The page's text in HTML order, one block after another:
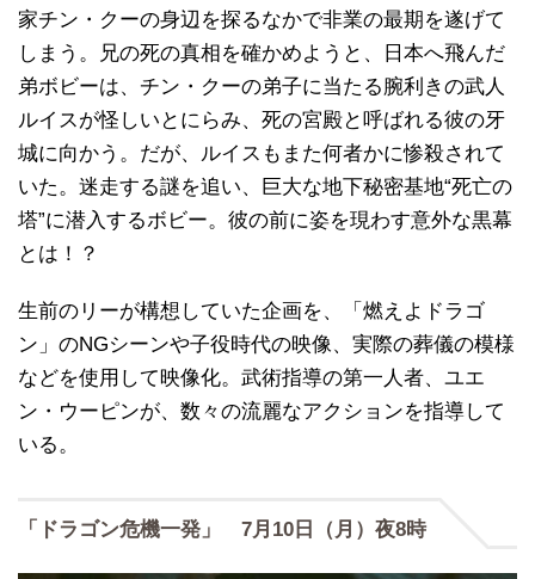
家チン・クーの身辺を探るなかで非業の最期を遂げて
しまう。兄の死の真相を確かめようと、日本へ飛んだ
弟ボビーは、チン・クーの弟子に当たる腕利きの武人
ルイスが怪しいとにらみ、死の宮殿と呼ばれる彼の牙
城に向かう。だが、ルイスもまた何者かに惨殺されて
いた。迷走する謎を追い、巨大な地下秘密基地“死亡の
塔”に潜入するボビー。彼の前に姿を現わす意外な黒幕
とは！？
生前のリーが構想していた企画を、「燃えよドラゴ
ン」のNGシーンや子役時代の映像、実際の葬儀の模様
などを使用して映像化。武術指導の第一人者、ユエ
ン・ウーピンが、数々の流麗なアクションを指導して
いる。
「ドラゴン危機一発」 7月10日（月）夜8時